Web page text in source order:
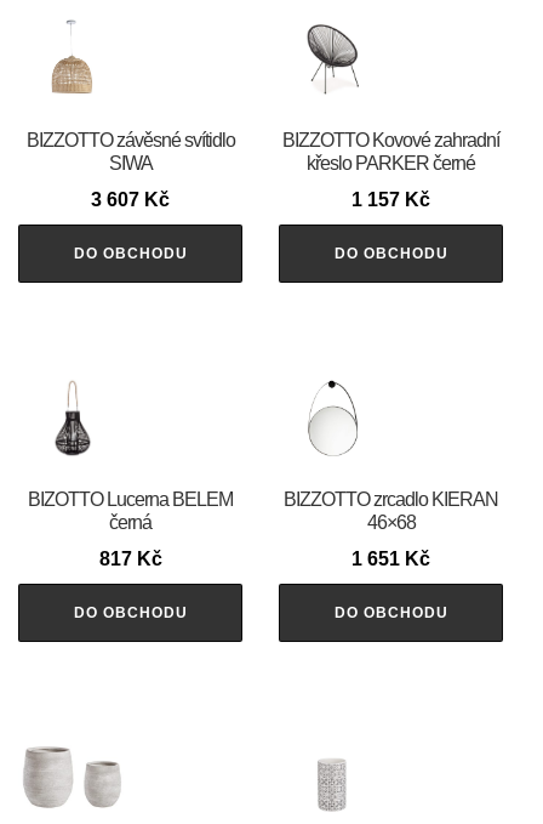
BIZZOTTO závěsné svítidlo
SIWA
3 607 Kč
DO OBCHODU
BIZZOTTO Kovové zahradní
křeslo PARKER černé
1 157 Kč
DO OBCHODU
BIZOTTO Lucerna BELEM
černá
817 Kč
DO OBCHODU
BIZZOTTO zrcadlo KIERAN
46×68
1 651 Kč
DO OBCHODU